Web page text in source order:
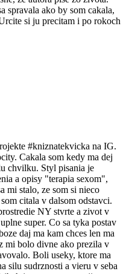
spravala ako by som cakala,
si ju precitam i po rokoch
#kniznatekvicka na IG.
Cakala som kedy ma dej
chvilku. Styl pisania je
a opisy "terapia sexom",
mi stalo, ze som si nieco
citala v dalsom odstavci.
NY stvrte a zivot v
super. Co sa tyka postav
daj ma kam chces len ma
mi bolo divne ako prezila v
Boli useky, ktore ma
silu sudrznosti a vieru v seba